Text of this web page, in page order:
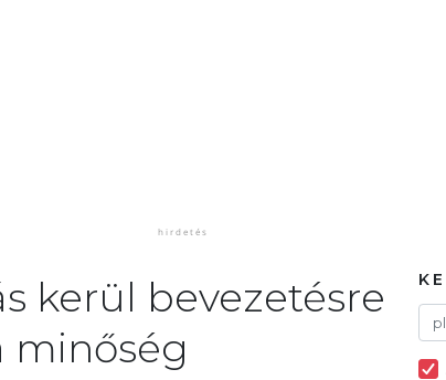
kerül bevezetésre
minőség